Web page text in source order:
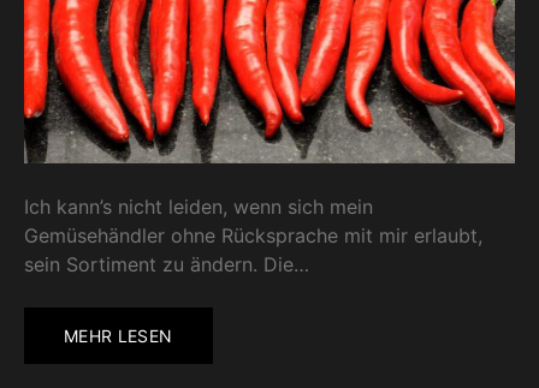
Ich kann’s nicht leiden, wenn sich mein
Gemüsehändler ohne Rücksprache mit mir erlaubt,
sein Sortiment zu ändern. Die…
MEHR LESEN